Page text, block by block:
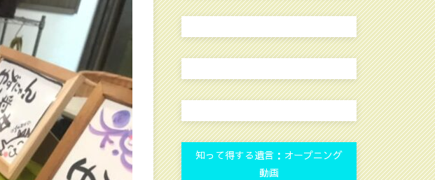
知って得する遺言：オープニング
動画